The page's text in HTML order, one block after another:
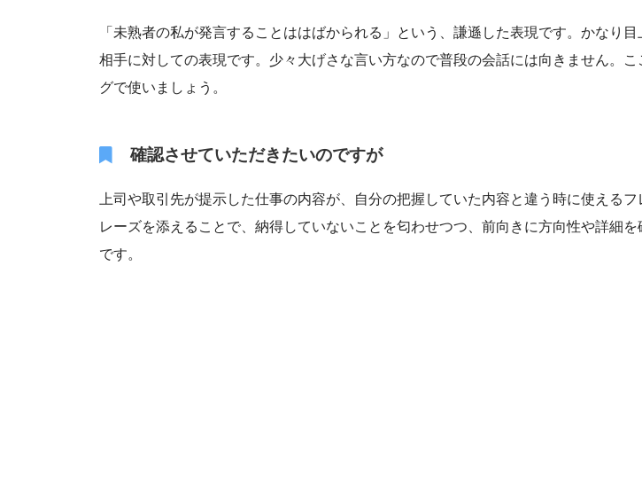
「未熟者の私が発言することははばかられる」という、謙遜した表現です。かなり
相手に対しての表現です。少々大げさな言い方なので普段の会話には向きません。
グで使いましょう。
確認させていただきたいのですが
上司や取引先が提示した仕事の内容が、自分の把握していた内容と違う時に使える
レーズを添えることで、納得していないことを匂わせつつ、前向きに方向性や詳細
です。